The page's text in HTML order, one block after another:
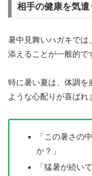
相手の健康を気遣
暑中見舞いハガキでは
添えることが一般的で
特に暑い夏は、体調を
ような心配りが喜ばれ
「この暑さの
か？」
「猛暑が続い